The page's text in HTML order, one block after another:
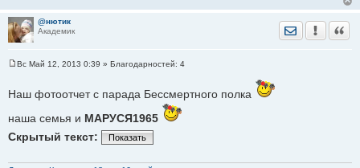
и
е
@нютик
Академик
Отправить
б
е
и
Вс Май 12, 2013 0:39 » Благодарностей: 4
Наш фотоотчет с парада Бессмертного полка
наша семья и МАРУСЯ1965
Скрытый текст:
Показать